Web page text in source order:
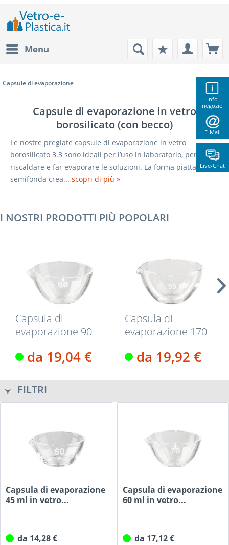
Info
negozio
E-Mail
Live-Chat
Menu
Capsule di evaporazione
Capsule di evaporazione in vetro
borosilicato (con becco)
Le nostre pregiate capsule di evaporazione in vetro
borosilicato 3.3 sono ideali per l’uso in laboratorio, per
riscaldare e far evaporare le soluzioni. La forma piatta /
semifonda crea... scopri di più »
I NOSTRI PRODOTTI PIÙ POPOLARI
Capsula di
evaporazione 90
da 19,04 €
Capsula di
evaporazione 170
da 19,92 €
FILTRI
Capsula di evaporazione
45 ml in vetro...
da 14,28 €
Capsula di evaporazione
60 ml in vetro...
da 17,12 €